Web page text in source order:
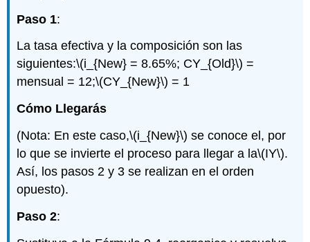
Paso 1:
La tasa efectiva y la composición son las
siguientes:\(i_{New} = 8.65%; CY_{Old}\) =
mensual = 12;\(CY_{New}\) = 1
Cómo Llegarás
(Nota: En este caso,\(i_{New}\) se conoce el, por
lo que se invierte el proceso para llegar a la\(IY\).
Así, los pasos 2 y 3 se realizan en el orden
opuesto).
Paso 2: